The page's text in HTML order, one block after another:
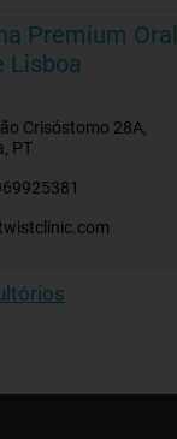
Premium Oral
Lisboa
Crisóstomo 28A,
PT